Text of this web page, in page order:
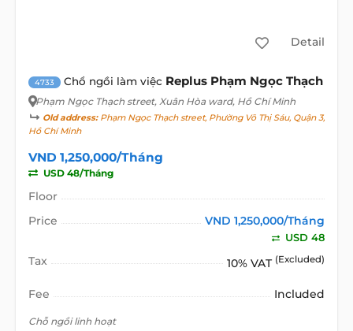
Detail
4733 Chổ ngồi làm việc Replus Phạm Ngọc Thạch
Phạm Ngọc Thạch street, Xuân Hòa ward, Hồ Chí Minh
Old address:Phạm Ngọc Thạch street, Phường Võ Thị Sáu, Quận 3,
Hồ Chí Minh
VND 1,250,000/Tháng
USD 48/Tháng
Floor
Price
VND 1,250,000/Tháng
USD 48
Tax 10% VAT (Excluded)
Fee Included
Chỗ ngồi linh hoạt